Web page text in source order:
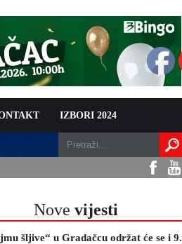
IZBORI 2024
Nove vijesti
šljive“ u Gradačcu održat će se i 9.